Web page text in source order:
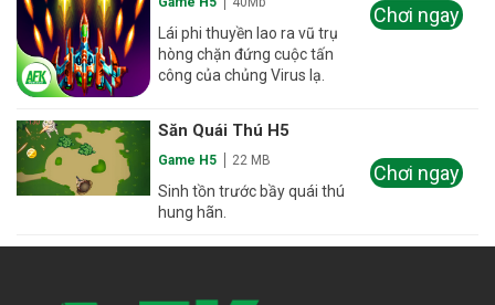
Lái phi thuyền lao ra vũ trụ
hòng chặn đứng cuộc tấn
công của chủng Virus lạ.
Chơi ngay
Săn Quái Thú H5
Game H5 22 MB
Sinh tồn trước bầy quái thú
hung hãn.
Chơi ngay